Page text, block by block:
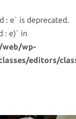
: e` is deprecated.
: e)` in
web/wp-
editors/